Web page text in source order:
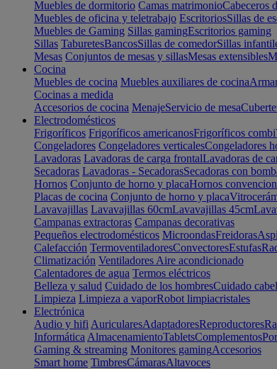
Muebles de dormitorio Camas matrimonioCabeceros
Muebles de oficina y teletrabajo EscritoriosSillas de
Muebles de Gaming Sillas gamingEscritorios gaming
Sillas TaburetesBancosSillas de comedorSillas
Mesas Conjuntos de mesas y sillasMesas extensibles
Cocina
Muebles de cocina Muebles auxiliares de cocina
Cocinas a medida
Accesorios de cocina MenajeServicio de mesa
Electrodomésticos
Frigoríficos Frigoríficos americanosFrigoríficos combi
Congeladores Congeladores verticalesCongeladores
Lavadoras Lavadoras de carga frontalLavadoras de
Secadoras Lavadoras - SecadorasSecadoras con
Hornos Conjunto de horno y placaHornos
Placas de cocina Conjunto de horno y placa
Lavavajillas Lavavajillas 60cmLavavajillas 45cm
Campanas extractoras Campanas decorativas
Pequeños electrodomésticos MicroondasFreidoras
Calefacción TermoventiladoresConvectoresEstufas
Climatización Ventiladores Aire acondicionado
Calentadores de agua Termos eléctricos
Belleza y salud Cuidado de los hombresCuidado
Limpieza Limpieza a vaporRobot limpiacristales
Electrónica
Audio y hifi AuricularesAdaptadoresReproductores
Informática AlmacenamientoTabletsComplementos
Gaming & streaming Monitores gamingAccesorios
Smart home TimbresCámarasAltavoces